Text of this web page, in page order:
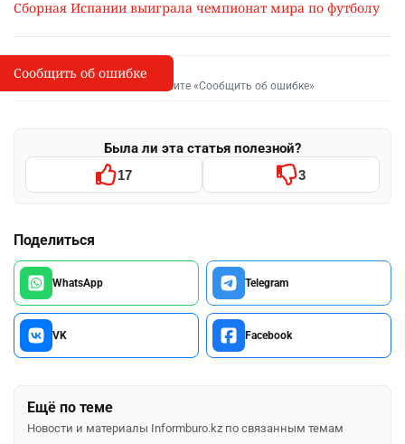
Сборная Испании выиграла чемпионат мира по футболу
I
Сообщить об опечатке
Выделите фрагмент и нажмите «Сообщить об ошибке»
Была ли эта статья полезной?
17 3
Поделиться
WhatsApp Telegram
VK Facebook
Ещё по теме
Новости и материалы Informburo.kz по связанным темам
Сообщить об ошибке